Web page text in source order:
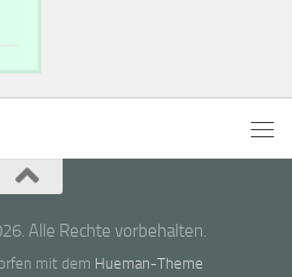
Alle Rechte vorbehalten.
mit dem Hueman-Theme